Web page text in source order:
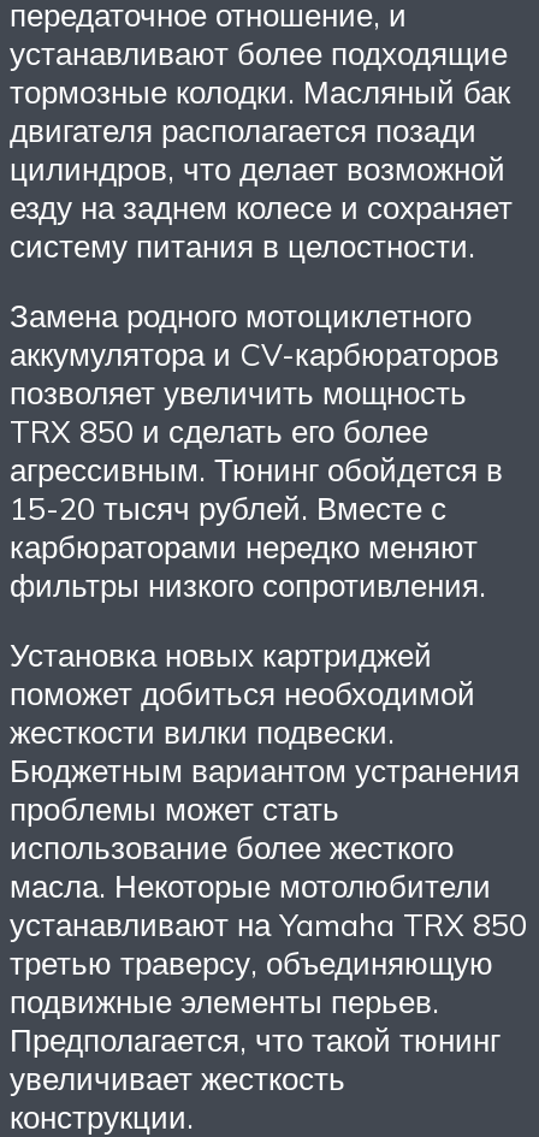
передаточное отношение, и
устанавливают более подходящие
тормозные колодки. Масляный бак
двигателя располагается позади
цилиндров, что делает возможной
езду на заднем колесе и сохраняет
систему питания в целостности.
Замена родного мотоциклетного
аккумулятора и CV-карбюраторов
позволяет увеличить мощность
TRX 850 и сделать его более
агрессивным. Тюнинг обойдется в
15-20 тысяч рублей. Вместе с
карбюраторами нередко меняют
фильтры низкого сопротивления.
Установка новых картриджей
поможет добиться необходимой
жесткости вилки подвески.
Бюджетным вариантом устранения
проблемы может стать
использование более жесткого
масла. Некоторые мотолюбители
устанавливают на Yamaha TRX 850
третью траверсу, объединяющую
подвижные элементы перьев.
Предполагается, что такой тюнинг
увеличивает жесткость
конструкции.